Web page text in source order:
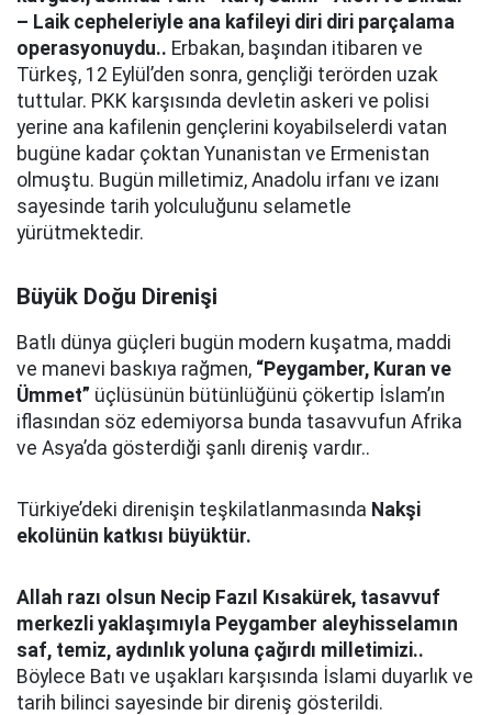
– Laik cepheleriyle ana kafileyi diri diri parçalama
operasyonuydu.. Erbakan, başından itibaren ve
Türkeş, 12 Eylül’den sonra, gençliği terörden uzak
tuttular. PKK karşısında devletin askeri ve polisi
yerine ana kafilenin gençlerini koyabilselerdi vatan
bugüne kadar çoktan Yunanistan ve Ermenistan
olmuştu. Bugün milletimiz, Anadolu irfanı ve izanı
sayesinde tarih yolculuğunu selametle
yürütmektedir.
Büyük Doğu Direnişi
Batlı dünya güçleri bugün modern kuşatma, maddi
ve manevi baskıya rağmen, “Peygamber, Kuran ve
Ümmet” üçlüsünün bütünlüğünü çökertip İslam’ın
iflasından söz edemiyorsa bunda tasavvufun Afrika
ve Asya’da gösterdiği şanlı direniş vardır..
Türkiye’deki direnişin teşkilatlanmasında Nakşi
ekolünün katkısı büyüktür.
Allah razı olsun Necip Fazıl Kısakürek, tasavvuf
merkezli yaklaşımıyla Peygamber aleyhisselamın
saf, temiz, aydınlık yoluna çağırdı milletimizi..
Böylece Batı ve uşakları karşısında İslami duyarlık ve
tarih bilinci sayesinde bir direniş gösterildi.